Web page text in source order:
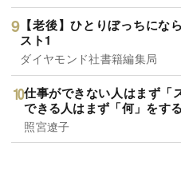
【老後】ひとりぼっちにな
スト1
ダイヤモンド社書籍編集局
仕事ができない人はまず「
できる人はまず「何」をす
照宮遼子